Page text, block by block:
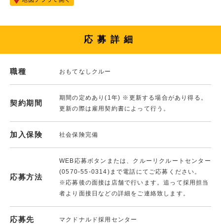
応募詳細
職種 おもてなしクルー
契約期間
期間の定めあり(1年) ※更新する場合があり得る。
更新の際は雇用契約書によって行う。
加入保険 社会保険完備
応募方法
WEB応募ボタンまたは、クルーリクルートセンター
(0570-55-0314)まで電話にてご応募ください。
※応募後の面接は店舗で行います。追って採用担当
者より面接日などの詳細をご連絡致します。
応募先 マクドナルド採用センター